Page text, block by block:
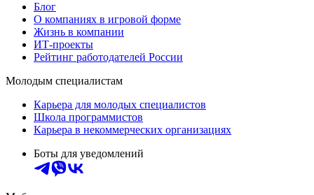
Блог
О компаниях в игровой форме
Жизнь в компании
ИТ-проекты
Рейтинг работодателей России
Молодым специалистам
Карьера для молодых специалистов
Школа программистов
Карьера в некоммерческих организациях
Боты для уведомлений